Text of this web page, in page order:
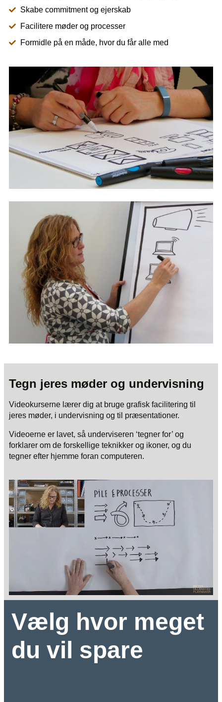
Skabe commitment og ejerskab
Facilitere møder og processer
Formidle på en måde, hvor du får alle med
Tegn jeres møder og undervisning
Videokurserne lærer dig at bruge grafisk facilitering til
jeres møder, i undervisning og til præsentationer.
Videoerne er lavet, så underviseren ‘tegner for’ og
forklarer om de forskellige teknikker og ikoner, og du
tegner efter hjemme foran computeren.
Vælg hvor meget
du vil spare